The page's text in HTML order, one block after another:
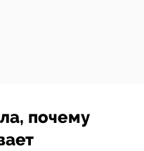
почему